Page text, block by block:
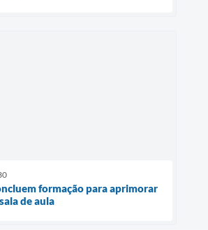
formação para aprimorar
de aula